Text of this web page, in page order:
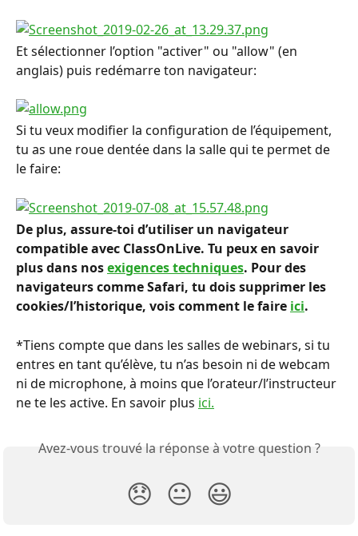
Et sélectionner l’option "activer" ou "allow" (en
anglais) puis redémarre ton navigateur:
Si tu veux modifier la configuration de l’équipement,
tu as une roue dentée dans la salle qui te permet de
le faire:
De plus, assure-toi d’utiliser un navigateur
compatible avec ClassOnLive. Tu peux en savoir
plus dans nos exigences techniques. Pour des
navigateurs comme Safari, tu dois supprimer les
cookies/l’historique, vois comment le faire ici.
*Tiens compte que dans les salles de webinars, si tu
entres en tant qu’élève, tu n’as besoin ni de webcam
ni de microphone, à moins que l’orateur/l’instructeur
ne te les active. En savoir plus ici.
Avez-vous trouvé la réponse à votre question ?
😞 😐 😃